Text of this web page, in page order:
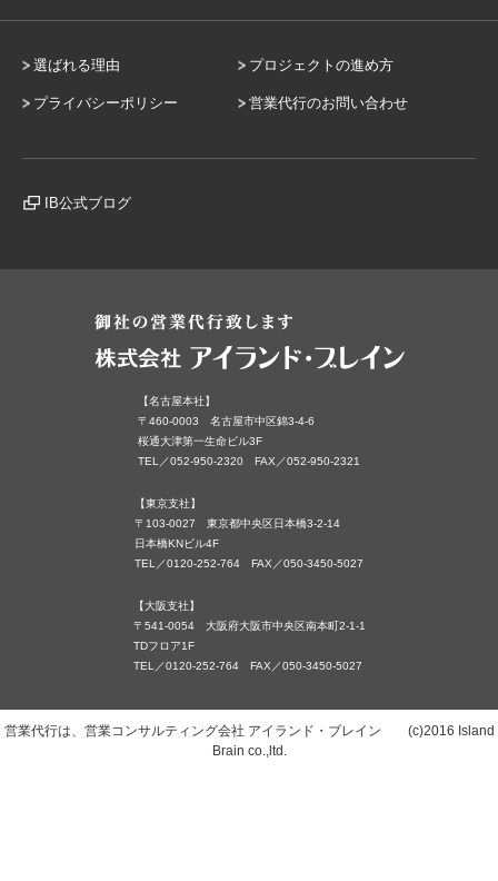
選ばれる理由 プロジェクトの進め方
プライバシーポリシー 営業代行のお問い合わせ
IB公式ブログ
【名古屋本社】
〒460-0003 名古屋市中区錦3-4-6
桜通大津第一生命ビル3F
TEL／052-950-2320 FAX／052-950-2321
【東京支社】
〒103-0027 東京都中央区日本橋3-2-14
日本橋KNビル4F
TEL／0120-252-764 FAX／050-3450-5027
【大阪支社】
〒541-0054 大阪府大阪市中央区南本町2-1-1
TDフロア1F
TEL／0120-252-764 FAX／050-3450-5027
営業代行は、営業コンサルティング会社 アイランド・ブレイン (c)2016 Island
Brain co.,ltd.